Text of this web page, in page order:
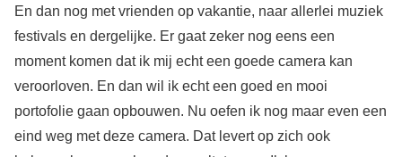
En dan nog met vrienden op vakantie, naar allerlei muziek
festivals en dergelijke. Er gaat zeker nog eens een
moment komen dat ik mij echt een goede camera kan
veroorloven. En dan wil ik echt een goed en mooi
portofolie gaan opbouwen. Nu oefen ik nog maar even een
eind weg met deze camera. Dat levert op zich ook